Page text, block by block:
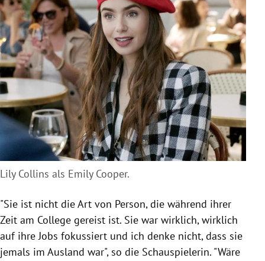
Lily Collins als Emily Cooper.
"Sie ist nicht die Art von Person, die während ihrer
Zeit am College gereist ist. Sie war wirklich, wirklich
auf ihre Jobs fokussiert und ich denke nicht, dass sie
jemals im Ausland war", so die Schauspielerin. "Wäre